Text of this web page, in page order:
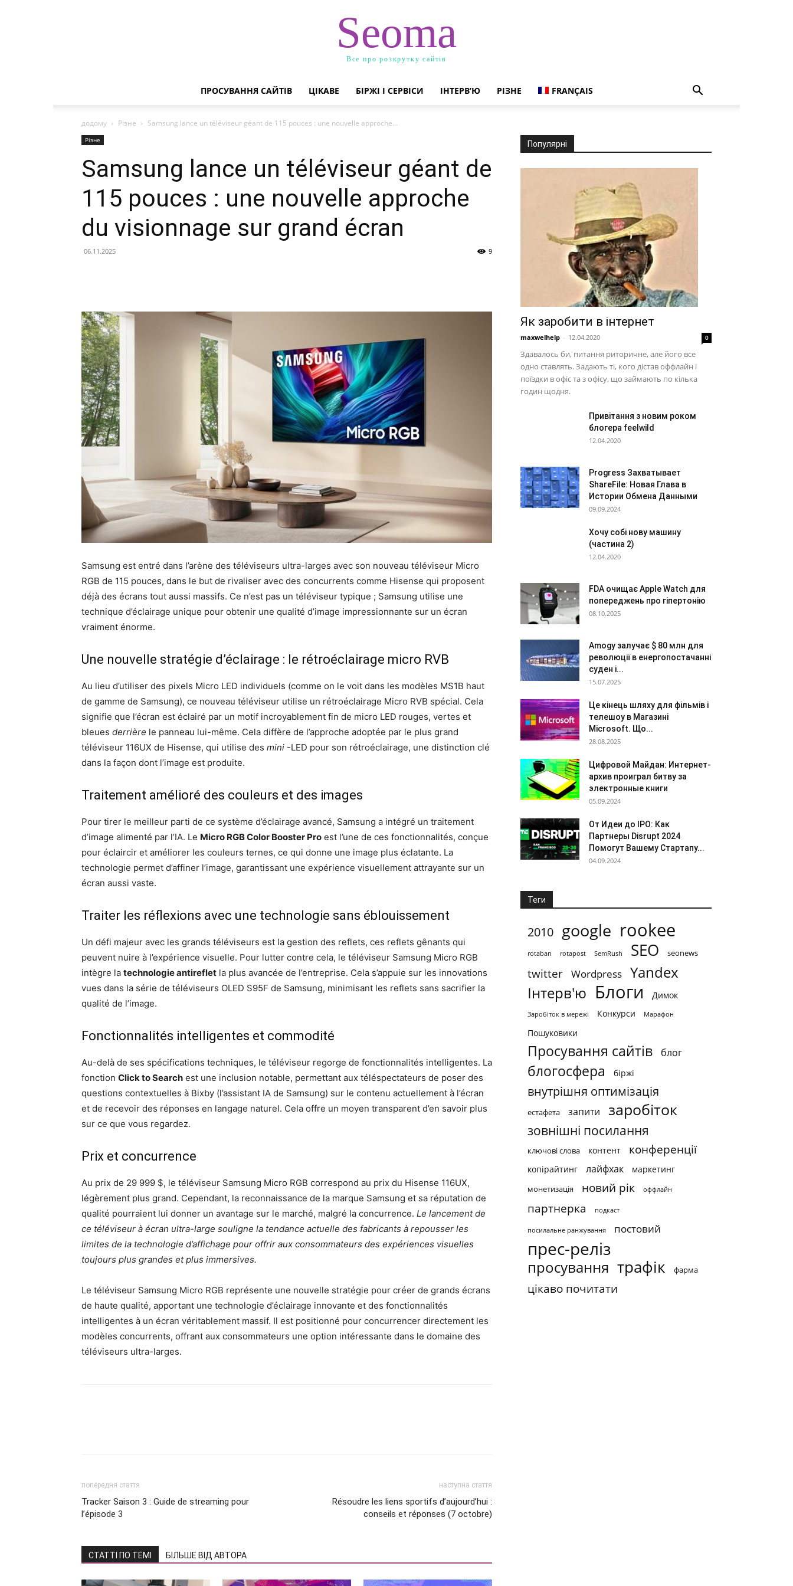
Seoma
Все про розкрутку сайтів
ПРОСУВАННЯ САЙТІВ ЦІКАВЕ БІРЖІ І СЕРВІСИ ІНТЕРВ’Ю РІЗНЕ FRANÇAIS
додому Різне Samsung lance un téléviseur géant de 115 pouces : une nouvelle approche...
Різне
Samsung lance un téléviseur géant de
115 pouces : une nouvelle approche
du visionnage sur grand écran
06.11.2025 9
Samsung est entré dans l’arène des téléviseurs ultra-larges avec son nouveau téléviseur Micro
RGB de 115 pouces, dans le but de rivaliser avec des concurrents comme Hisense qui proposent
déjà des écrans tout aussi massifs. Ce n’est pas un téléviseur typique ; Samsung utilise une
technique d’éclairage unique pour obtenir une qualité d’image impressionnante sur un écran
vraiment énorme.
Une nouvelle stratégie d’éclairage : le rétroéclairage micro RVB
Au lieu d’utiliser des pixels Micro LED individuels (comme on le voit dans les modèles MS1B haut
de gamme de Samsung), ce nouveau téléviseur utilise un rétroéclairage Micro RVB spécial. Cela
signifie que l’écran est éclairé par un motif incroyablement fin de micro LED rouges, vertes et
bleues derrière le panneau lui-même. Cela diffère de l’approche adoptée par le plus grand
téléviseur 116UX de Hisense, qui utilise des mini -LED pour son rétroéclairage, une distinction clé
dans la façon dont l’image est produite.
Traitement amélioré des couleurs et des images
Pour tirer le meilleur parti de ce système d’éclairage avancé, Samsung a intégré un traitement
d’image alimenté par l’IA. Le Micro RGB Color Booster Pro est l’une de ces fonctionnalités, conçue
pour éclaircir et améliorer les couleurs ternes, ce qui donne une image plus éclatante. La
technologie permet d’affiner l’image, garantissant une expérience visuellement attrayante sur un
écran aussi vaste.
Traiter les réflexions avec une technologie sans éblouissement
Un défi majeur avec les grands téléviseurs est la gestion des reflets, ces reflets gênants qui
peuvent nuire à l’expérience visuelle. Pour lutter contre cela, le téléviseur Samsung Micro RGB
intègre la technologie antireflet la plus avancée de l’entreprise. Cela s’appuie sur les innovations
vues dans la série de téléviseurs OLED S95F de Samsung, minimisant les reflets sans sacrifier la
qualité de l’image.
Fonctionnalités intelligentes et commodité
Au-delà de ses spécifications techniques, le téléviseur regorge de fonctionnalités intelligentes. La
fonction Click to Search est une inclusion notable, permettant aux téléspectateurs de poser des
questions contextuelles à Bixby (l’assistant IA de Samsung) sur le contenu actuellement à l’écran
et de recevoir des réponses en langage naturel. Cela offre un moyen transparent d’en savoir plus
sur ce que vous regardez.
Prix et concurrence
Au prix de 29 999 $, le téléviseur Samsung Micro RGB correspond au prix du Hisense 116UX,
légèrement plus grand. Cependant, la reconnaissance de la marque Samsung et sa réputation de
qualité pourraient lui donner un avantage sur le marché, malgré la concurrence. Le lancement de
ce téléviseur à écran ultra-large souligne la tendance actuelle des fabricants à repousser les
limites de la technologie d’affichage pour offrir aux consommateurs des expériences visuelles
toujours plus grandes et plus immersives.
Le téléviseur Samsung Micro RGB représente une nouvelle stratégie pour créer de grands écrans
de haute qualité, apportant une technologie d’éclairage innovante et des fonctionnalités
intelligentes à un écran véritablement massif. Il est positionné pour concurrencer directement les
modèles concurrents, offrant aux consommateurs une option intéressante dans le domaine des
téléviseurs ultra-larges.
попередня стаття
Tracker Saison 3 : Guide de streaming pour
l’épisode 3
наступна стаття
Résoudre les liens sportifs d’aujourd’hui :
conseils et réponses (7 octobre)
СТАТТІ ПО ТЕМІ БІЛЬШЕ ВІД АВТОРА
Популярні
Як заробити в інтернет
maxwelhelp - 12.04.2020 0
Здавалось би, питання риторичне, але його все
одно ставлять. Задають ті, кого дістав оффлайн і
поїздки в офіс та з офісу, що займають по кілька
годин щодня.
Привітання з новим роком
блогера feelwild
12.04.2020
Progress Захватывает
ShareFile: Новая Глава в
Истории Обмена Данными
09.09.2024
Хочу собі нову машину
(частина 2)
12.04.2020
FDA очищає Apple Watch для
попереджень про гіпертонію
08.10.2025
Amogy залучає $ 80 млн для
революції в енергопостачанні
суден і...
15.07.2025
Це кінець шляху для фільмів і
телешоу в Магазині
Microsoft. Що...
28.08.2025
Цифровой Майдан: Интернет-
архив проиграл битву за
электронные книги
05.09.2024
От Идеи до IPO: Как
Партнеры Disrupt 2024
Помогут Вашему Стартапу...
04.09.2024
Теги
2010 google rookee
rotaban rotapost SemRush SEO seonews
twitter Wordpress
Yandex
Інтерв'ю Блоги Димок
Заробіток в мережі Конкурси Марафон
Пошуковики
Просування сайтів блог
блогосфера біржі
внутрішня оптимізація
естафета запити заробіток
зовнішні посилання
ключові слова контент конференції
копірайтинг лайфхак маркетинг
монетизація новий рік оффлайн
партнерка подкаст
посилальне ранжування постовий
прес-реліз
просування трафік фарма
цікаво почитати